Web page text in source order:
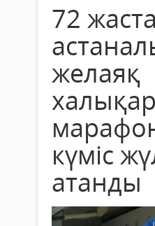
72
желаяқ
күміс
атанды